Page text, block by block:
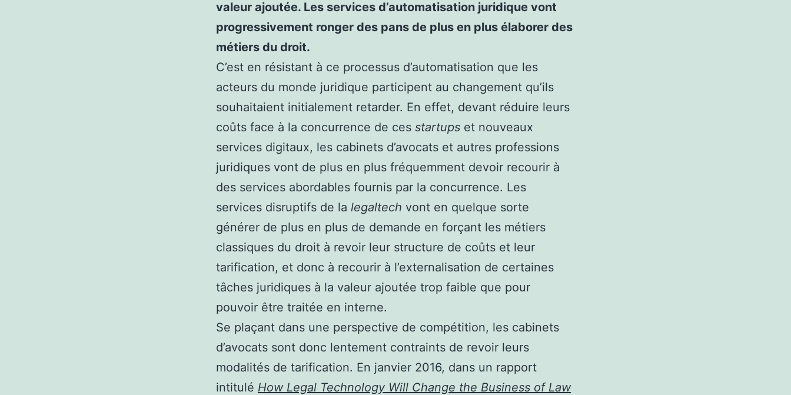
valeur ajoutée. Les services d’automatisation juridique vont
progressivement ronger des pans de plus en plus élaborer des
métiers du droit.
C’est en résistant à ce processus d’automatisation que les
acteurs du monde juridique participent au changement qu’ils
souhaitaient initialement retarder. En effet, devant réduire leurs
coûts face à la concurrence de ces startups et nouveaux
services digitaux, les cabinets d’avocats et autres professions
juridiques vont de plus en plus fréquemment devoir recourir à
des services abordables fournis par la concurrence. Les
services disruptifs de la legaltech vont en quelque sorte
générer de plus en plus de demande en forçant les métiers
classiques du droit à revoir leur structure de coûts et leur
tarification, et donc à recourir à l’externalisation de certaines
tâches juridiques à la valeur ajoutée trop faible que pour
pouvoir être traitée en interne.
Se plaçant dans une perspective de compétition, les cabinets
d’avocats sont donc lentement contraints de revoir leurs
modalités de tarification. En janvier 2016, dans un rapport
intitulé How Legal Technology Will Change the Business of Law